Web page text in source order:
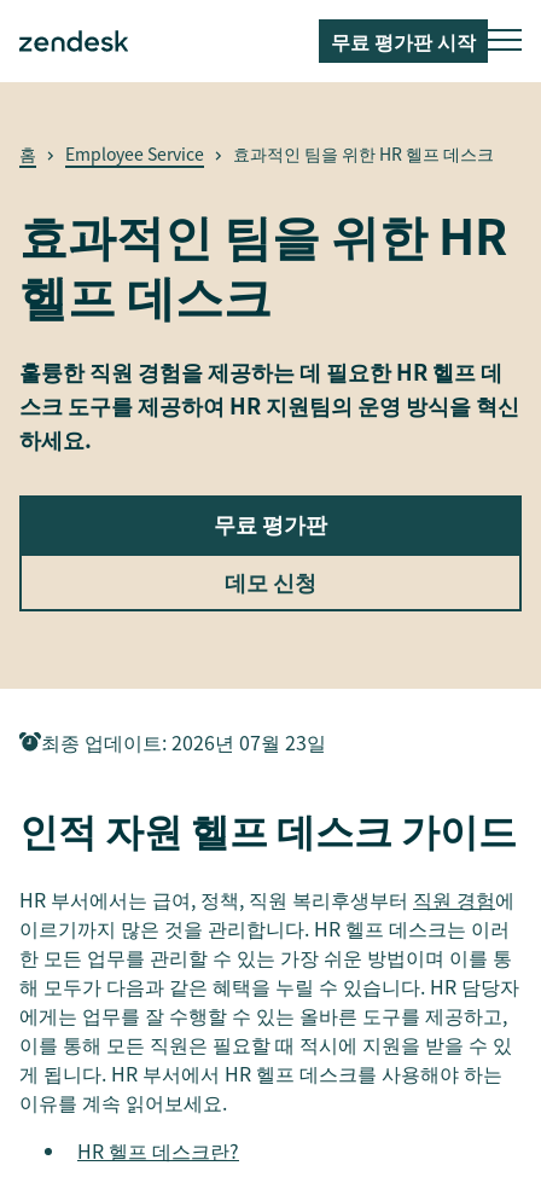
무료 평가판 시작
홈 Employee Service 효과적인 팀을 위한 HR 헬프 데스크
효과적인 팀을 위한 HR
헬프 데스크
훌륭한 직원 경험을 제공하는 데 필요한 HR 헬프 데
스크 도구를 제공하여 HR 지원팀의 운영 방식을 혁신
하세요.
무료 평가판
데모 신청
최종 업데이트:2026년 07월 23일
인적 자원 헬프 데스크 가이드
HR 부서에서는 급여, 정책, 직원 복리후생부터 직원 경험에
이르기까지 많은 것을 관리합니다. HR 헬프 데스크는 이러
한 모든 업무를 관리할 수 있는 가장 쉬운 방법이며 이를 통
해 모두가 다음과 같은 혜택을 누릴 수 있습니다. HR 담당자
에게는 업무를 잘 수행할 수 있는 올바른 도구를 제공하고,
이를 통해 모든 직원은 필요할 때 적시에 지원을 받을 수 있
게 됩니다. HR 부서에서 HR 헬프 데스크를 사용해야 하는
이유를 계속 읽어보세요.
HR 헬프 데스크란?